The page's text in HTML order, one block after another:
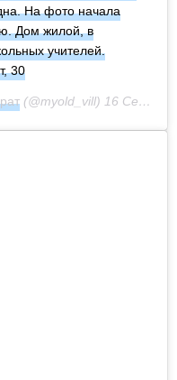
На фото начала
Дом жилой, в
учителей.
30
(@myold_vill) 16 Сен 2020 в 12:58 PDT